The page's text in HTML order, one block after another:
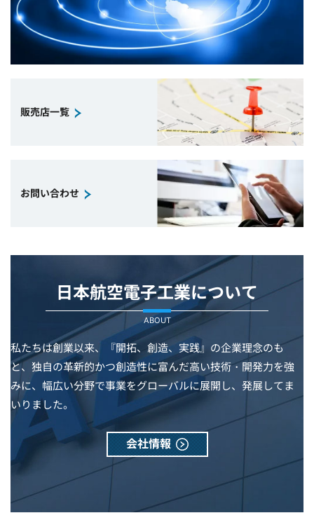
販売店一覧
お問い合わせ
日本航空電子工業について
ABOUT
私たちは創業以来、『開拓、創造、実践』の企業理念のも
と、独自の革新的かつ創造性に富んだ高い技術・開発力を強
みに、幅広い分野で事業をグローバルに展開し、発展してま
いりました。
会社情報